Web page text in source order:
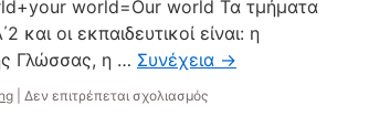
world=Our world Τα τμήματα
και οι εκπαιδευτικοί είναι: η
Γλώσσας, η … Συνέχεια →
Δεν επιτρέπεται σχολιασμόςστο